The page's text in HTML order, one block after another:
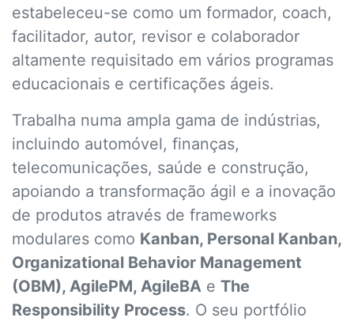
estabeleceu-se como um formador, coach,
facilitador, autor, revisor e colaborador
altamente requisitado em vários programas
educacionais e certificações ágeis.
Trabalha numa ampla gama de indústrias,
incluindo automóvel, finanças,
telecomunicações, saúde e construção,
apoiando a transformação ágil e a inovação
de produtos através de frameworks
modulares como Kanban, Personal Kanban,
Organizational Behavior Management
(OBM), AgilePM, AgileBA e The
Responsibility Process. O seu portfólio